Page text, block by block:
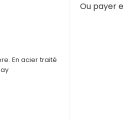
En acier traité
Ou payer